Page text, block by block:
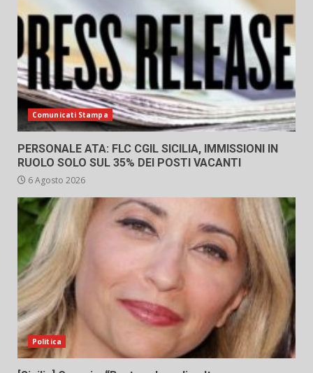
Comunicati Stampa
PERSONALE ATA: FLC CGIL SICILIA, IMMISSIONI IN
RUOLO SOLO SUL 35% DEI POSTI VACANTI
6 Agosto 2026
Politica